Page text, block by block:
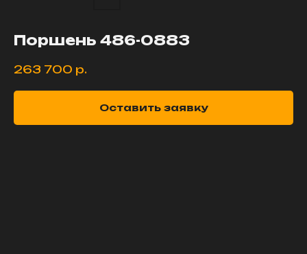
Поршень 486-0883
263 700 р.
Оставить заявку